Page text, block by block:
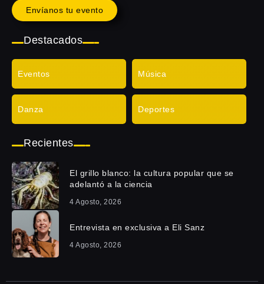
Envíanos tu evento
Destacados
Eventos Música
Danza Deportes
Recientes
El grillo blanco: la cultura popular que se
adelantó a la ciencia
4 Agosto, 2026
Entrevista en exclusiva a Eli Sanz
4 Agosto, 2026